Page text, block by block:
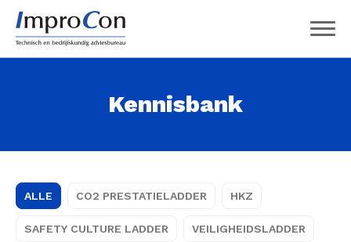
Kennisbank
ALLE CO2 PRESTATIELADDER HKZ
SAFETY CULTURE LADDER VEILIGHEIDSLADDER